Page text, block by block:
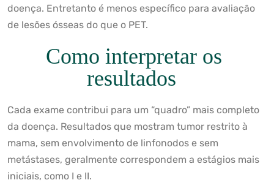
doença. Entretanto é menos específico para avaliação
de lesões ósseas do que o PET.
Como interpretar os
resultados
Cada exame contribui para um “quadro” mais completo
da doença. Resultados que mostram tumor restrito à
mama, sem envolvimento de linfonodos e sem
metástases, geralmente correspondem a estágios mais
iniciais, como I e II.